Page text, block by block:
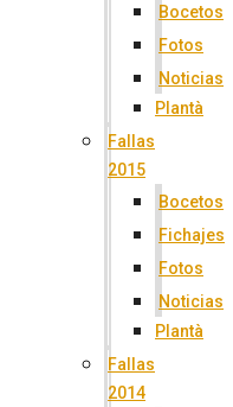
Bocetos
Fotos
Noticias
Plantà
Fallas
2015
Bocetos
Fichajes
Fotos
Noticias
Plantà
Fallas
2014